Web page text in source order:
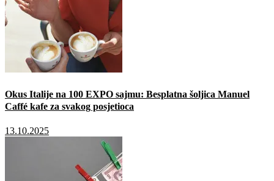
Okus Italije na 100 EXPO sajmu: Besplatna šoljica Manuel
Caffé kafe za svakog posjetioca
13.10.2025